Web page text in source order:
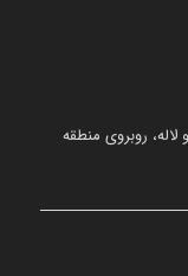
لاله، روبروی منطقه